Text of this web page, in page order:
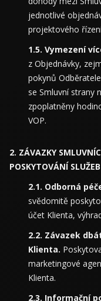
jednotlivé
projektového
Vymezení
z Objednávky,
pokynů
se Smluvní strany
zpoplatněny
VOP.
ZÁVAZKY
POSKYTOVÁNÍ SLUŽEB
Odborná
svědomitě
účet Klienta,
Závazek
Klienta.
marketingové
Klienta.
Informační